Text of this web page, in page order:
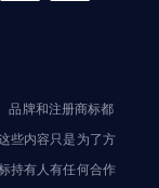
品牌和注册商标都
些内容只是为了方
持有人有任何合作